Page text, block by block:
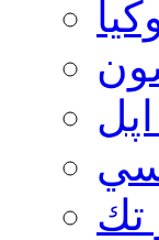
سي
تك